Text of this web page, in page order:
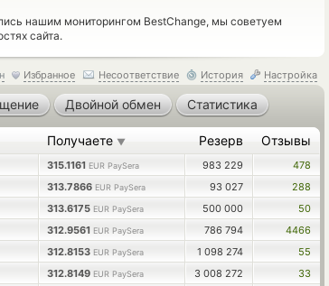
нашим мониторингом BestChange, мы советуем
сайта.
Избранное Несоответствие История Настройка
Двойной обмен Статистика
Получаете ▼ Резерв Отзывы
315.1161 EUR PaySera 983 229
478
313.7866 EUR PaySera 93 027
288
313.6175 EUR PaySera 500 000
50
312.9561 EUR PaySera 786 794
4466
312.8153 EUR PaySera 1 098 274
55
312.8149 EUR PaySera 3 008 272
33